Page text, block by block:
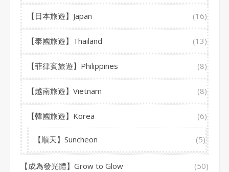
【日本旅遊】Japan (16)
【泰國旅遊】Thailand (13)
【菲律賓旅遊】Philippines (8)
【越南旅遊】Vietnam (8)
【韓國旅遊】Korea (6)
【順天】Suncheon (5)
【成為發光體】Grow to Glow (50)